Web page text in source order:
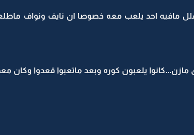
مافيه احد يلعب معه خصوصا ان نايف ونواف
يلعبون كوره وبعد ماتعبوا قعدوا